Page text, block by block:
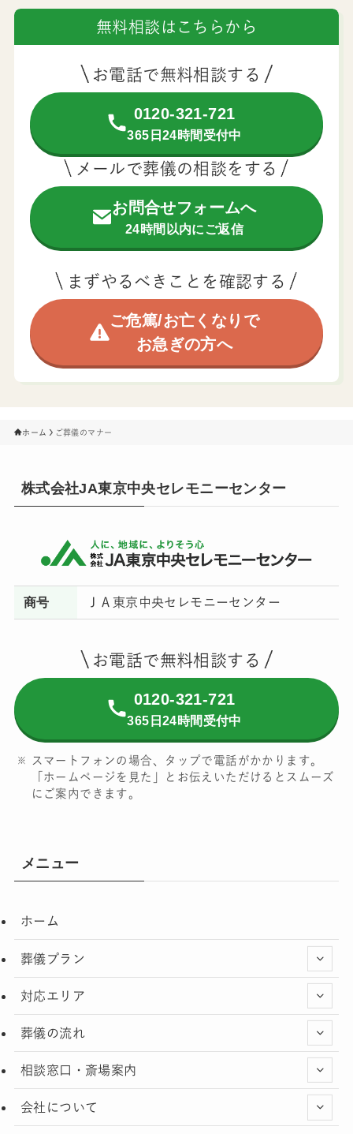
無料相談はこちらから
お電話で無料相談する
0120-321-721
365日24時間受付中
メールで葬儀の相談をする
お問合せフォームへ
24時間以内にご返信
まずやるべきことを確認する
ご危篤/お亡くなりで
お急ぎの方へ
ホーム ご葬儀のマナー
株式会社JA東京中央セレモニーセンター
商号 ＪＡ東京中央セレモニーセンター
お電話で無料相談する
0120-321-721
365日24時間受付中
スマートフォンの場合、タップで電話がかかります。
「ホームページを見た」とお伝えいただけるとスムーズ
にご案内できます。
メニュー
ホーム
葬儀プラン
対応エリア
葬儀の流れ
相談窓口・斎場案内
会社について